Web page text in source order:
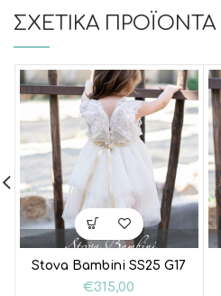
ΣΧΕΤΙΚΆ ΠΡΟΪΌΝΤΑ
Stova Bambini SS25 G17
€315,00